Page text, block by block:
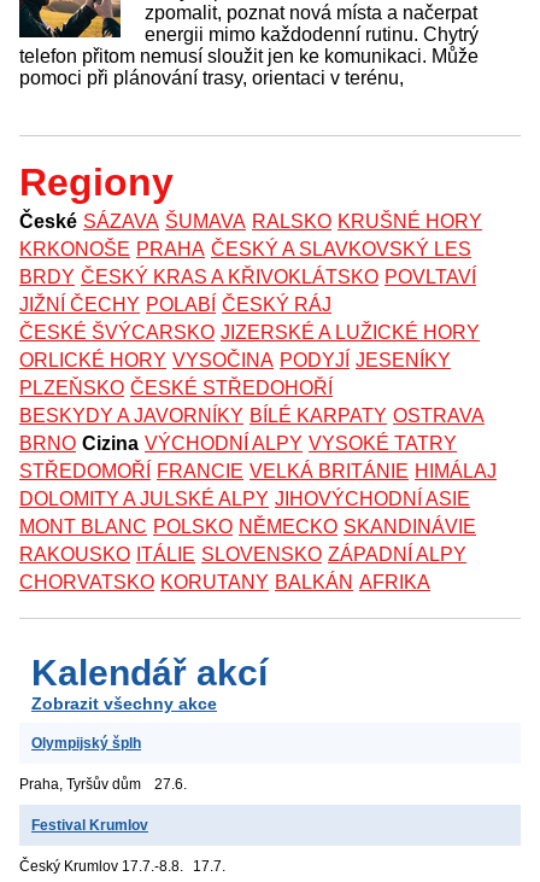
zpomalit, poznat nová místa a načerpat
energii mimo každodenní rutinu. Chytrý
telefon přitom nemusí sloužit jen ke komunikaci. Může
pomoci při plánování trasy, orientaci v terénu,
Regiony
České SÁZAVA ŠUMAVA RALSKO KRUŠNÉ HORY
KRKONOŠE PRAHA ČESKÝ A SLAVKOVSKÝ LES
BRDY ČESKÝ KRAS A KŘIVOKLÁTSKO POVLTAVÍ
JIŽNÍ ČECHY POLABÍ ČESKÝ RÁJ
ČESKÉ ŠVÝCARSKO JIZERSKÉ A LUŽICKÉ HORY
ORLICKÉ HORY VYSOČINA PODYJÍ JESENÍKY
PLZEŇSKO ČESKÉ STŘEDOHOŘÍ
BESKYDY A JAVORNÍKY BÍLÉ KARPATY OSTRAVA
BRNO Cizina VÝCHODNÍ ALPY VYSOKÉ TATRY
STŘEDOMOŘÍ
FRANCIE VELKÁ BRITÁNIE HIMÁLAJ
DOLOMITY A JULSKÉ ALPY JIHOVÝCHODNÍ ASIE
MONT BLANC POLSKO NĚMECKO SKANDINÁVIE
RAKOUSKO ITÁLIE SLOVENSKO ZÁPADNÍ ALPY
CHORVATSKO KORUTANY BALKÁN AFRIKA
Kalendář akcí
Zobrazit všechny akce
Olympijský šplh
Praha, Tyršův dům 27.6.
Festival Krumlov
Český Krumlov 17.7.-8.8. 17.7.